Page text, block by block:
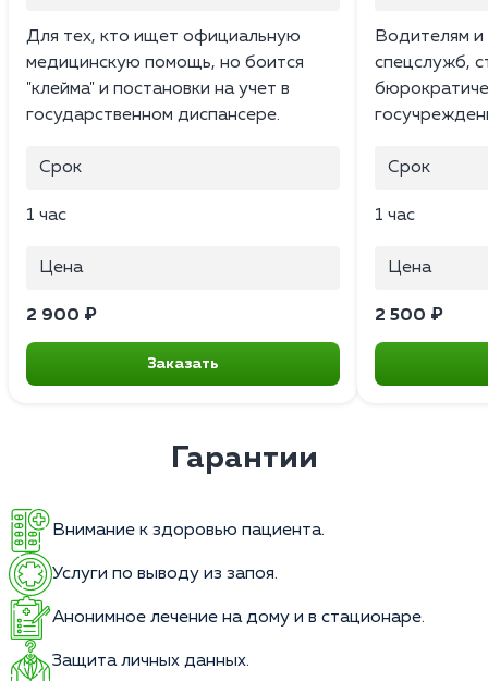
Для тех, кто ищет официальную
медицинскую помощь, но боится
"клейма" и постановки на учет в
государственном диспансере.
Срок
1 час
Цена
2 900 ₽
Заказать
Водителям
спецслужб,
Срок
1 час
Цена
2 500 ₽
Гарантии
Внимание к здоровью пациента.
Услуги по выводу из запоя.
Анонимное лечение на дому и в стационаре.
Защита личных данных.